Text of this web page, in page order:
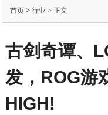
首页> 行业 > 正文
古剑奇谭、
发，ROG游
HIGH!